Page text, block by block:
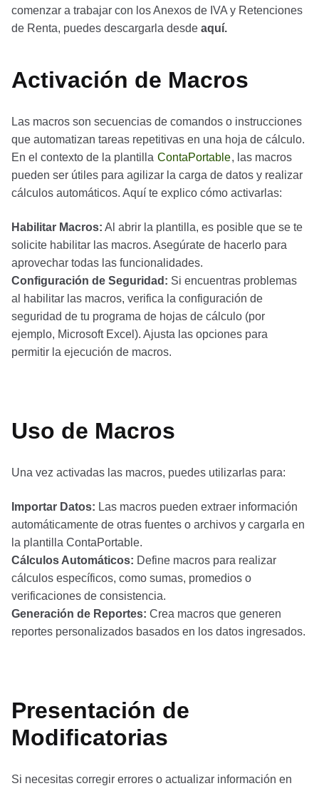
comenzar a trabajar con los Anexos de IVA y Retenciones
de Renta, puedes descargarla desde aquí.
Activación de Macros
Las macros son secuencias de comandos o instrucciones
que automatizan tareas repetitivas en una hoja de cálculo.
En el contexto de la plantilla ContaPortable, las macros
pueden ser útiles para agilizar la carga de datos y realizar
cálculos automáticos. Aquí te explico cómo activarlas:
Habilitar Macros: Al abrir la plantilla, es posible que se te
solicite habilitar las macros. Asegúrate de hacerlo para
aprovechar todas las funcionalidades.
Configuración de Seguridad: Si encuentras problemas
al habilitar las macros, verifica la configuración de
seguridad de tu programa de hojas de cálculo (por
ejemplo, Microsoft Excel). Ajusta las opciones para
permitir la ejecución de macros.
Uso de Macros
Una vez activadas las macros, puedes utilizarlas para:
Importar Datos: Las macros pueden extraer información
automáticamente de otras fuentes o archivos y cargarla en
la plantilla ContaPortable.
Cálculos Automáticos: Define macros para realizar
cálculos específicos, como sumas, promedios o
verificaciones de consistencia.
Generación de Reportes: Crea macros que generen
reportes personalizados basados en los datos ingresados.
Presentación de
Modificatorias
Si necesitas corregir errores o actualizar información en